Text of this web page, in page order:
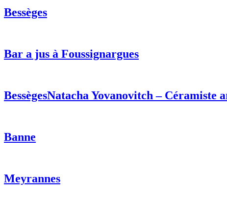
Bessèges
Bar a jus à Foussignargues
BessègesNatacha Yovanovitch – Céramiste
Banne
Meyrannes